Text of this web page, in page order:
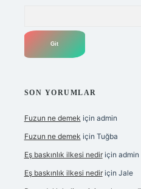
SON YORUMLAR
Fuzun ne demek için admin
Fuzun ne demek için Tuğba
Eş baskınlık ilkesi nediriçin admin
Eş baskınlık ilkesi nediriçin Jale